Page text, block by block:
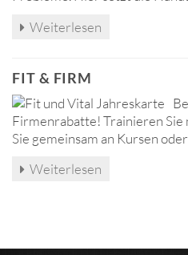
Weiterlesen
FIT & FIRM
Firmenrabatte! Trainieren Sie
Sie gemeinsam an Kursen
Weiterlesen